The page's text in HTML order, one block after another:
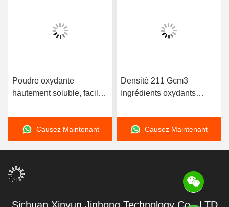
Poudre oxydante
hautement soluble, facile
poudre cristalline blanche,
idéale pour la production
et le traitement de produits
Causez Maintenant
Densité 211 Gcm3
Ingrédients oxydants
potassium KNO3
Composition pour les
applications industrielles
Causez Maintenant